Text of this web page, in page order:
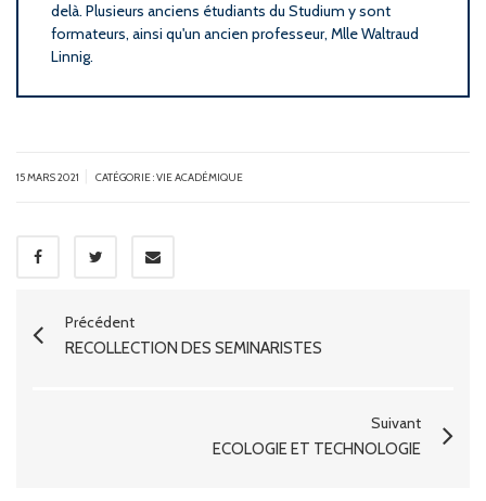
delà. Plusieurs anciens étudiants du Studium y sont
formateurs, ainsi qu'un ancien professeur, Mlle Waltraud
Linnig.
15 MARS 2021 CATÉGORIE :VIE ACADÉMIQUE
Précédent
RÉCOLLECTION DES SÉMINARISTES
Suivant
ECOLOGIE ET TECHNOLOGIE